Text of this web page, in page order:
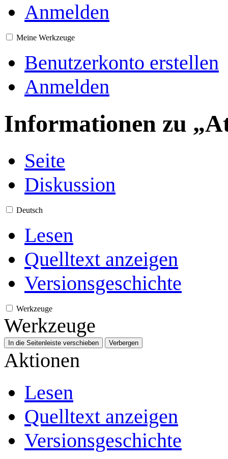
Anmelden
Meine Werkzeuge
Benutzerkonto erstellen
Anmelden
Informationen zu
Seite
Diskussion
Deutsch
Lesen
Quelltext anzeigen
Versionsgeschichte
Werkzeuge
Werkzeuge
In die Seitenleiste verschieben Verbergen
Aktionen
Lesen
Quelltext anzeigen
Versionsgeschichte